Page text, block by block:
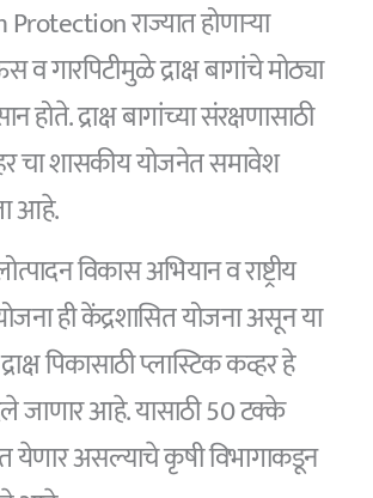
राज्यात होणाऱ्या
गारपिटीमुळे द्राक्ष बागांचे मोठ्या
होते. द्राक्ष बागांच्या संरक्षणासाठी
चा शासकीय योजनेत समावेश
आहे.
विकास अभियान व राष्ट्रीय
ही केंद्रशासित योजना असून या
पिकासाठी प्लास्टिक कव्हर हे
जाणार आहे. यासाठी 50 टक्के
येणार असल्याचे कृषी विभागाकडून